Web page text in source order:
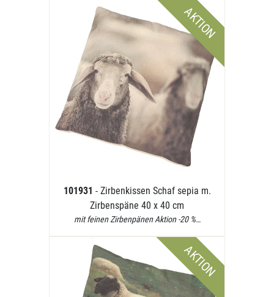
AKTION
101931 - Zirbenkissen Schaf sepia m.
Zirbenspäne 40 x 40 cm
mit feinen Zirbenpänen Aktion -20 %…
AKTION